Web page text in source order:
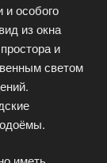
особого
из окна
и
светом